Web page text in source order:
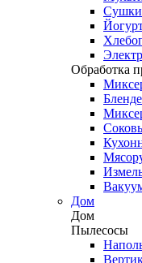
Сушки
Обработка
Дом
Дом
Пылесосы